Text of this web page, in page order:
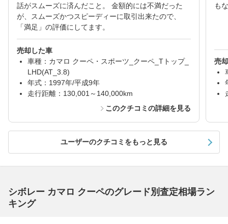
話がスムーズに済んだこと。 金額的には不満だった
が、スムーズかつスピーディーに取引出来たので、
「満足」の評価にしてます。
売却した車
車種：カマロ クーペ・スポーツ_クーペ_Tトップ_
LHD(AT_3.8)
年式：1997年/平成9年
走行距離：130,001～140,000km
このクチコミの詳細を見る
も
売
ユーザーのクチコミをもっと見る
シボレー カマロ クーペのグレード別査定相場ラン
キング